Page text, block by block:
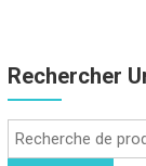
Rechercher
Recherche
pour :